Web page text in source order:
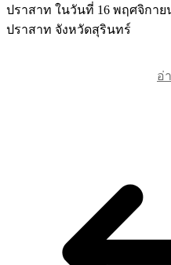
ปราสาท ในวันที่ 16 พฤศจิกา
ปราสาท จังหวัดสุรินทร์
อ่